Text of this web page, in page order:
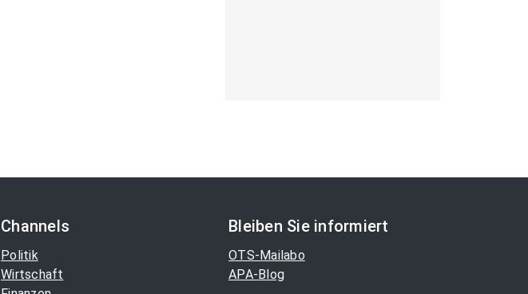
Channels
Politik
Wirtschaft
Bleiben Sie informiert
OTS-Mailabo
APA-Blog